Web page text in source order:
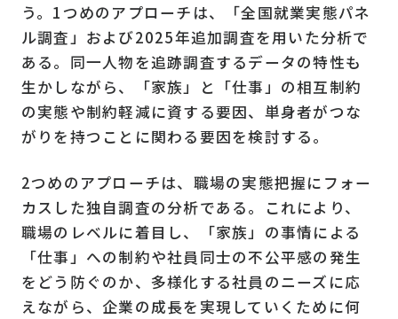
う。1つめのアプローチは、「全国就業実態パネ
ル調査」および2025年追加調査を用いた分析で
ある。同一人物を追跡調査するデータの特性も
生かしながら、「家族」と「仕事」の相互制約
の実態や制約軽減に資する要因、単身者がつな
がりを持つことに関わる要因を検討する。
2つめのアプローチは、職場の実態把握にフォー
カスした独自調査の分析である。これにより、
職場のレベルに着目し、「家族」の事情による
「仕事」への制約や社員同士の不公平感の発生
をどう防ぐのか、多様化する社員のニーズに応
えながら、企業の成長を実現していくために何